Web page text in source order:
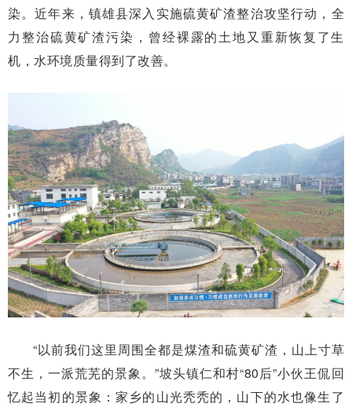
染。近年来，镇雄县深入实施硫黄矿渣整治攻坚行动，全
力整治硫黄矿渣污染，曾经裸露的土地又重新恢复了生
机，水环境质量得到了改善。
“以前我们这里周围全都是煤渣和硫黄矿渣，山上寸草
不生，一派荒芜的景象。”坡头镇仁和村“80后”小伙王侃回
忆起当初的景象：家乡的山光秃秃的，山下的水也像生了